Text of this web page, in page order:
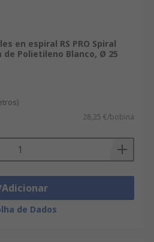
en espiral RS PRO Spiral
de Polietileno Blanco, Ø 25
28,25 €/bobina
Adicionar
de Dados